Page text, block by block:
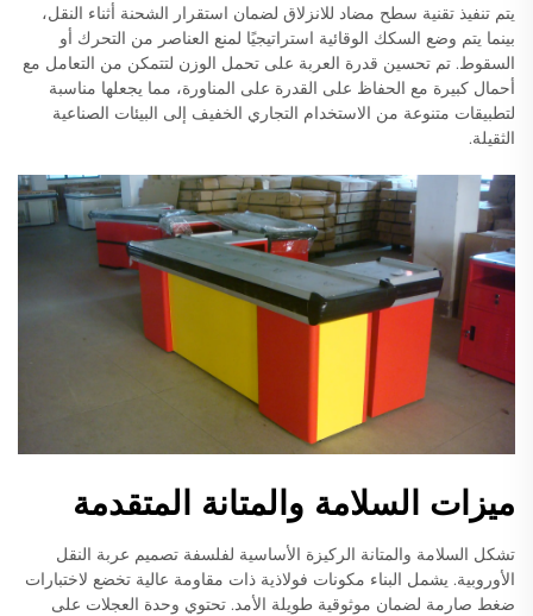
يتم تنفيذ تقنية سطح مضاد للانزلاق لضمان استقرار الشحنة أثناء النقل،
بينما يتم وضع السكك الوقائية استراتيجيًا لمنع العناصر من التحرك أو
السقوط. تم تحسين قدرة العربة على تحمل الوزن لتتمكن من التعامل مع
أحمال كبيرة مع الحفاظ على القدرة على المناورة، مما يجعلها مناسبة
لتطبيقات متنوعة من الاستخدام التجاري الخفيف إلى البيئات الصناعية
الثقيلة.
ميزات السلامة والمتانة المتقدمة
تشكل السلامة والمتانة الركيزة الأساسية لفلسفة تصميم عربة النقل
الأوروبية. يشمل البناء مكونات فولاذية ذات مقاومة عالية تخضع لاختبارات
ضغط صارمة لضمان موثوقية طويلة الأمد. تحتوي وحدة العجلات على